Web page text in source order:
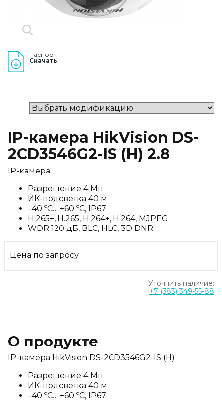
Паспорт
Скачать
IP-камера HikVision DS-
2CD3546G2-IS (H) 2.8
IP-камера
Разрешение 4 Мп
ИК-подсветка 40 м
–40 ºC… +60 ºC, IP67
H.265+, H.265, H.264+, H.264, MJPEG
WDR 120 дБ, BLC, HLC, 3D DNR
Цена по запросу
Уточнить наличие:
+7 (383) 349-55-88
О продукте
IP-камера HikVision DS-2CD3546G2-IS (H)
Разрешение 4 Мп
ИК-подсветка 40 м
–40 ºC… +60 ºC, IP67